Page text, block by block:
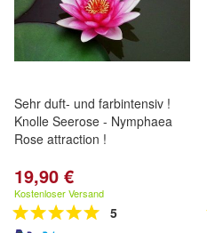
Sehr duft- und farbintensiv !
Knolle Seerose - Nymphaea
Rose attraction !
19,90 €
Kostenloser Versand
5